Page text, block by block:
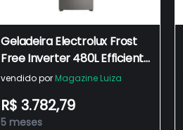
Geladeira Electrolux Frost
Free Inverter 480L Efficient
com AutoSense Smart
vendido por Magazine Luiza
R$ 3.782,79
5 meses